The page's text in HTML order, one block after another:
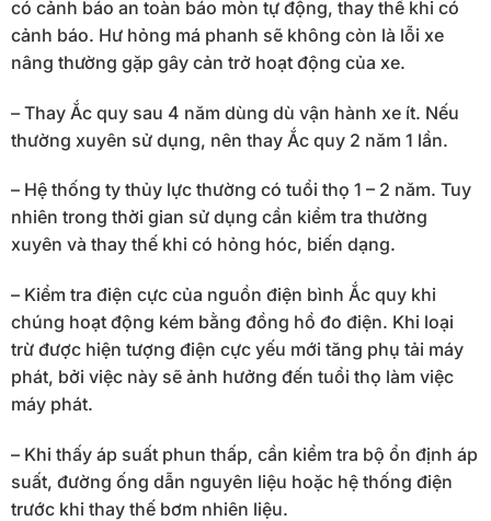
có cảnh báo an toàn báo mòn tự động, thay thế khi có
cảnh báo. Hư hỏng má phanh sẽ không còn là lỗi xe
nâng thường gặp gây cản trở hoạt động của xe.
– Thay Ắc quy sau 4 năm dùng dù vận hành xe ít. Nếu
thường xuyên sử dụng, nên thay Ắc quy 2 năm 1 lần.
– Hệ thống ty thủy lực thường có tuổi thọ 1 – 2 năm. Tuy
nhiên trong thời gian sử dụng cần kiểm tra thường
xuyên và thay thế khi có hỏng hóc, biến dạng.
– Kiểm tra điện cực của nguồn điện bình Ắc quy khi
chúng hoạt động kém bằng đồng hồ đo điện. Khi loại
trừ được hiện tượng điện cực yếu mới tăng phụ tải máy
phát, bởi việc này sẽ ảnh hưởng đến tuổi thọ làm việc
máy phát.
– Khi thấy áp suất phun thấp, cần kiểm tra bộ ổn định áp
suất, đường ống dẫn nguyên liệu hoặc hệ thống điện
trước khi thay thế bơm nhiên liệu.